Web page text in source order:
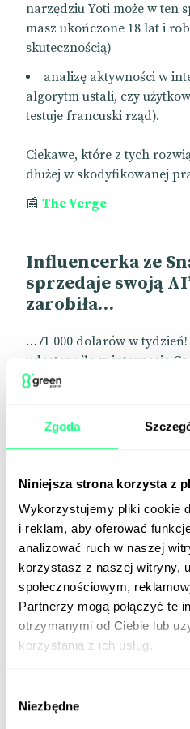
Zgoda
Niniejsza strona korzysta z
Wykorzystujemy pliki cookie
i reklam, aby oferować
analizować ruch w naszej
korzystasz z naszej witryny,
społecznościowym,
Partnerzy mogą połączyć te
otrzymanymi od Ciebie lub
korzystania z ich usług.
zgody
Niezbędne
narzędziu Yoti może w ten
masz ukończone 18 lat i
skutecznością)
analizę aktywności w
algorytm ustali, czy
testuje francuski rząd).
Ciekawe, które z tych
dłużej w skodyfikowanej
📰 The Verge
Influencerka ze
sprzedaje swoją
zarobiła…
…71 000 dolarów w
udostępniła w internecie
wersja, która za dolara za
rozwiązanie zdecydowało
„boyfriendów”, czyli po
Marjorie zakłada, że jej
poligamia może się opłacać.
📰Fortune
Chcesz smart TV
reklamy i oddaj